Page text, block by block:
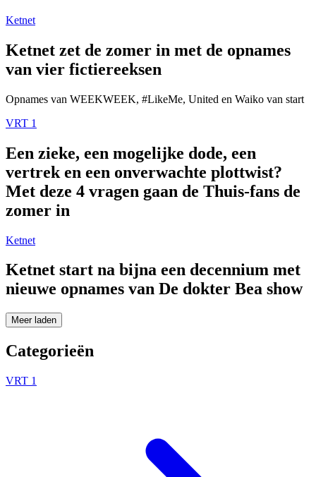
Ketnet
Ketnet zet de zomer in met de opnames
van vier fictiereeksen
Opnames van WEEKWEEK, #LikeMe, United en Waiko van start
VRT 1
Een zieke, een mogelijke dode, een
vertrek en een onverwachte plottwist?
Met deze 4 vragen gaan de Thuis-fans de
zomer in
Ketnet
Ketnet start na bijna een decennium met
nieuwe opnames van De dokter Bea show
Meer laden
Categorieën
VRT 1